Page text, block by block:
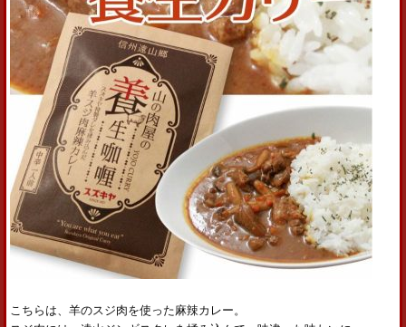
こちらは、羊のスジ肉を使った麻辣カレー。